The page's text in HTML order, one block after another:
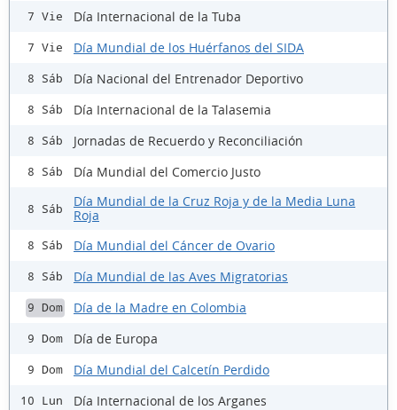
7 Vie Día Internacional de la Tuba
7 Vie Día Mundial de los Huérfanos del SIDA
8 Sáb Día Nacional del Entrenador Deportivo
8 Sáb Día Internacional de la Talasemia
8 Sáb Jornadas de Recuerdo y Reconciliación
8 Sáb Día Mundial del Comercio Justo
8 Sáb
Día Mundial de la Cruz Roja y de la Media Luna
Roja
8 Sáb Día Mundial del Cáncer de Ovario
8 Sáb Día Mundial de las Aves Migratorias
9 Dom Día de la Madre en Colombia
9 Dom Día de Europa
9 Dom Día Mundial del Calcetín Perdido
10 Lun Día Internacional de los Arganes